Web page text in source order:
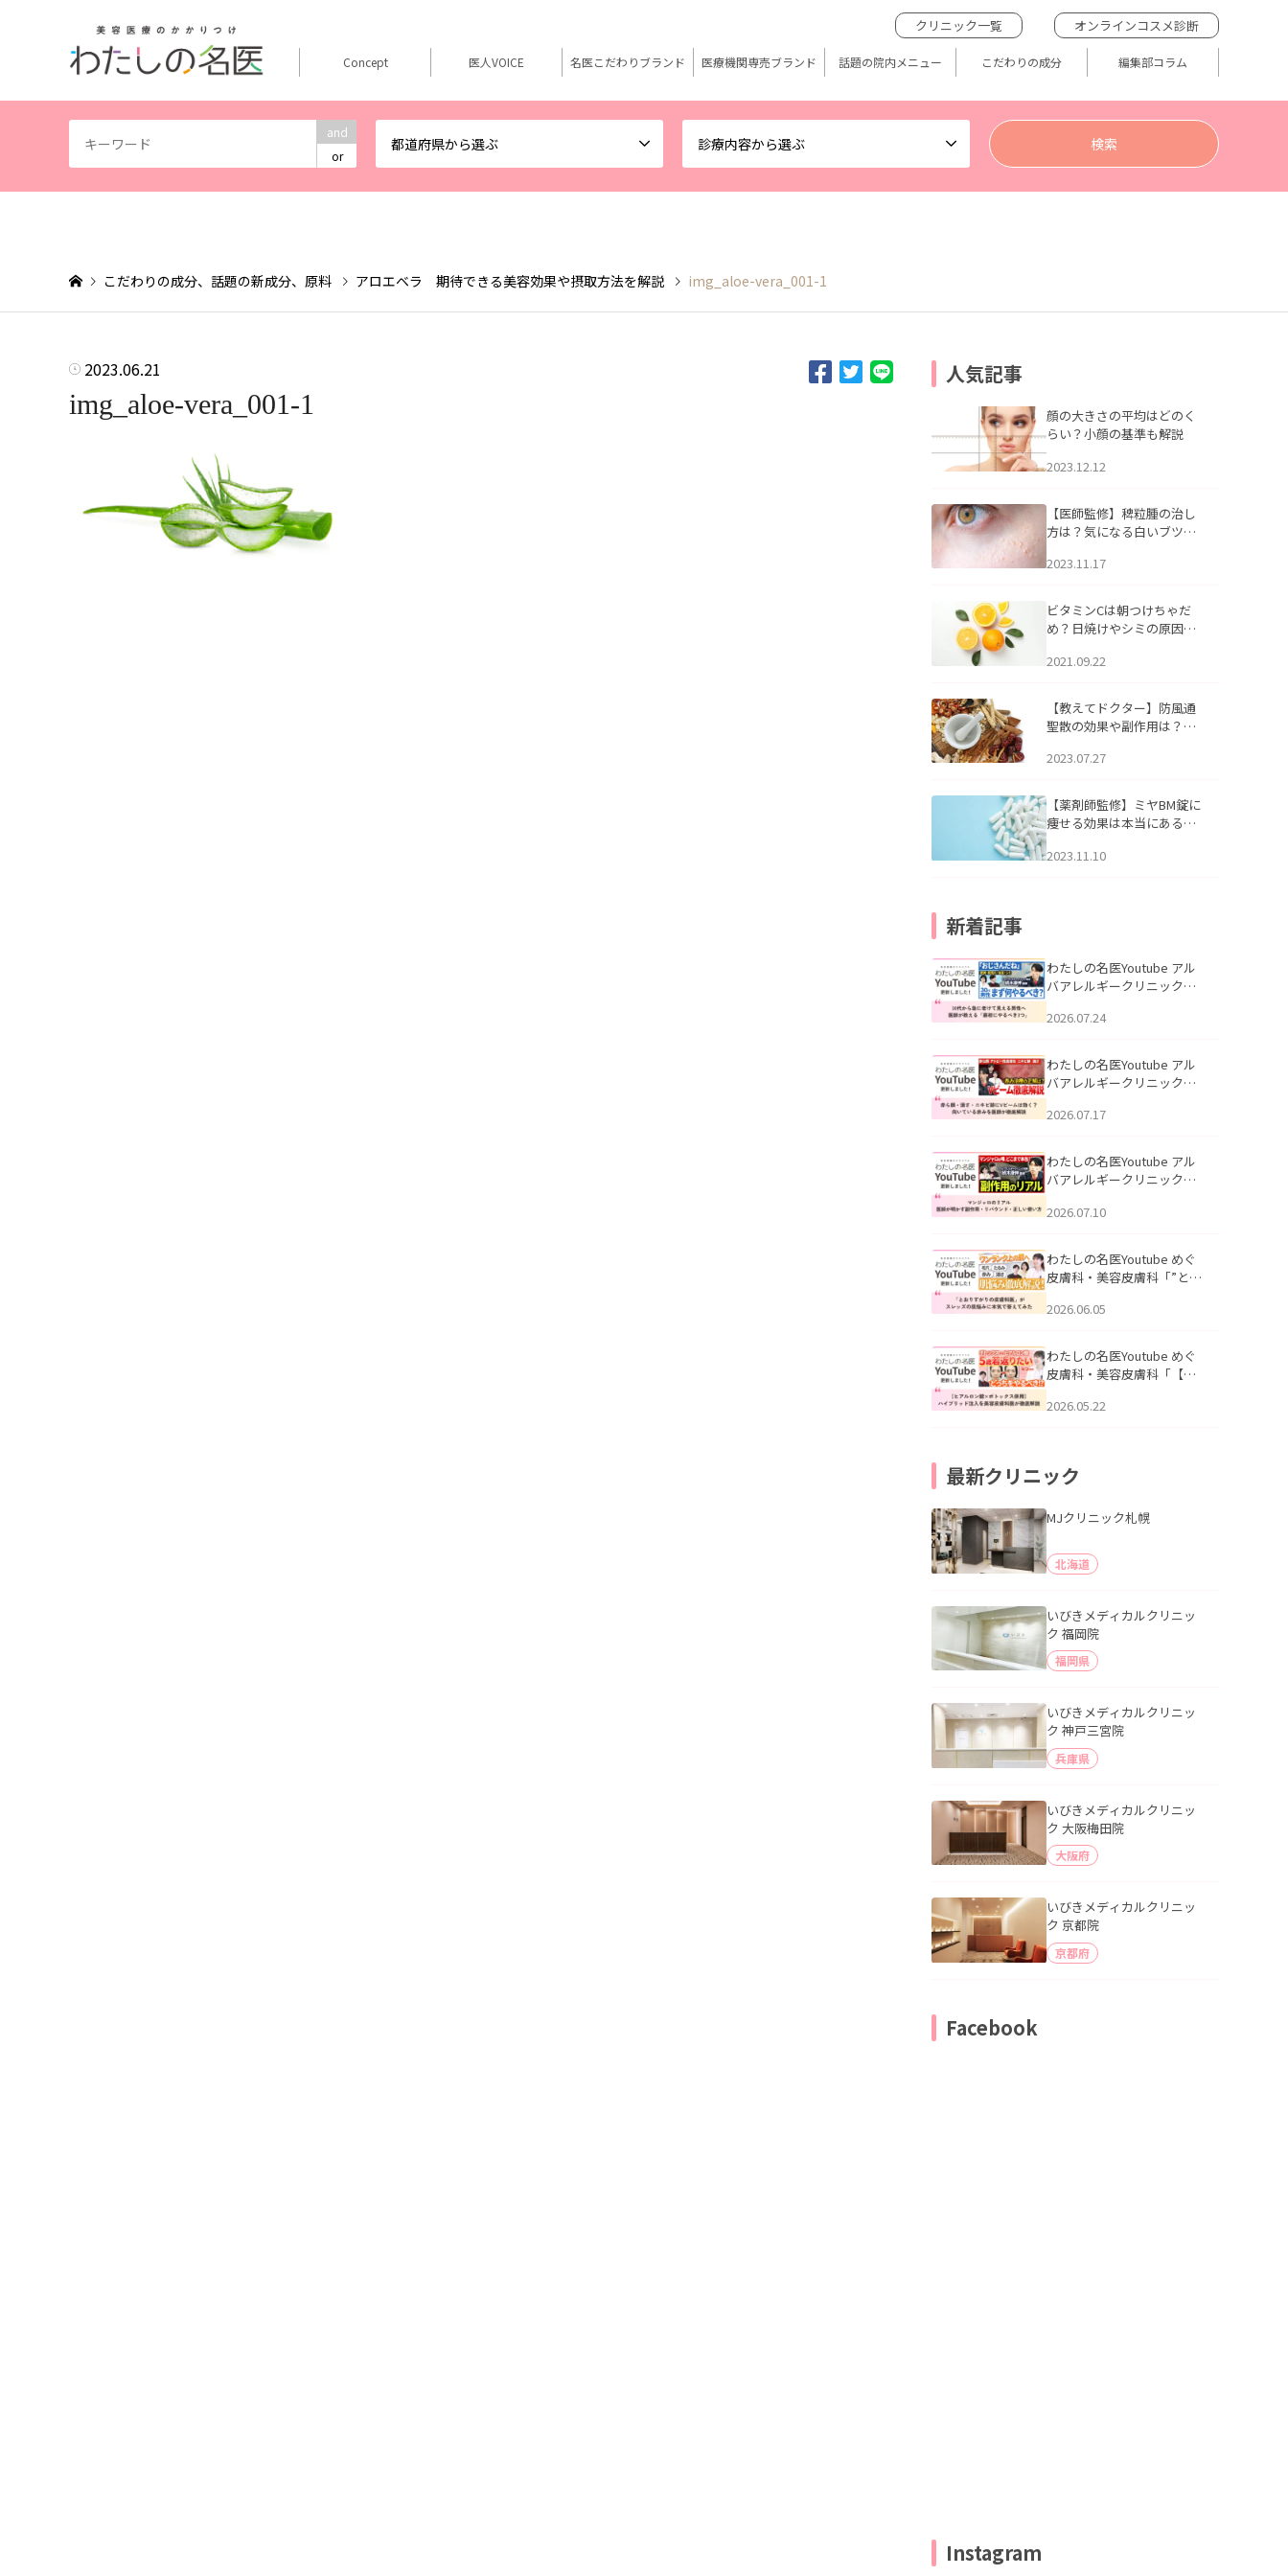
and
or
都道府県から選ぶ 診療内容から選ぶ
クリニック一覧 オンラインコスメ診断
Concept 医人VOICE 名医こだわりブランド 医療機関専売ブランド 話題の院内メニュー こだわりの成分 編集部コラム
こだわりの成分、話題の新成分、原料 アロエベラ 期待できる美容効果や摂取方法を解説 img_aloe-vera_001-1
2023.06.21
img_aloe-vera_001-1
人気記事
顔の大きさの平均はどのく
らい？小顔の基準も解説
2023.12.12
【医師監修】稗粒腫の治し
方は？気になる白いブツブ
アについて
2023.11.17
ビタミンCは朝つけちゃだ
め？日焼けやシミの原因に
2021.09.22
【教えてドクター】防風通
聖散の効果や副作用は？長
2023.07.27
【薬剤師監修】ミヤBM錠に
痩せる効果は本当にある
2023.11.10
新着記事
わたしの名医Youtube アル
バアレルギークリニック札
える男性へ｜医師が教える
公開いたしました。
2026.07.24
わたしの名医Youtube アル
バアレルギークリニック札
跡にVビームは効く？向いて
説」を公開いたしました。
2026.07.17
わたしの名医Youtube アル
バアレルギークリニック札
医師が明かす副作用・リバ
公開いたしました。
2026.07.10
わたしの名医Youtube めぐ
皮膚科・美容皮膚科「”とお
ッズの肌悩みに本気で答え
た。
2026.06.05
わたしの名医Youtube めぐ
皮膚科・美容皮膚科「【ヒ
用】ハイブリッド注入を美
2026.05.22
最新クリニック
MJクリニック札幌
北海道
いびきメディカルクリニッ
ク 福岡院
福岡県
いびきメディカルクリニッ
ク 神戸三宮院
兵庫県
いびきメディカルクリニッ
ク 大阪梅田院
大阪府
いびきメディカルクリニッ
ク 京都院
京都府
Facebook
Instagram